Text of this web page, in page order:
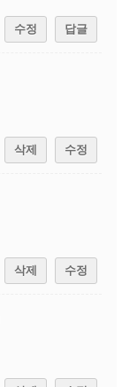
수정 답글
삭제 수정
삭제 수정